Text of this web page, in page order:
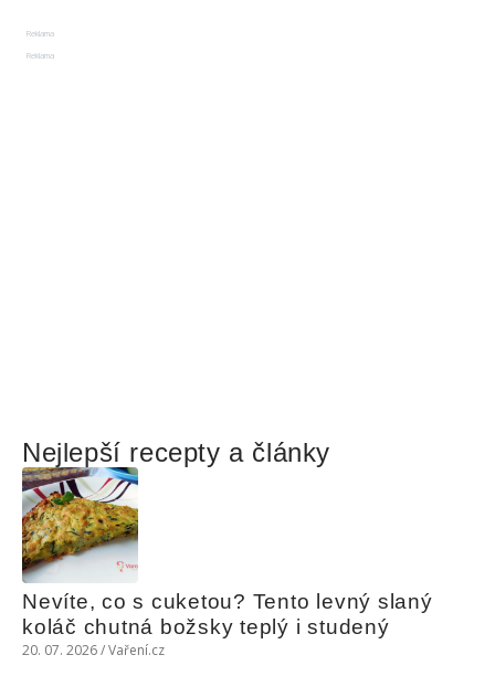
Reklama
Reklama
Nejlepší recepty a články
Nevíte, co s cuketou? Tento levný slaný
koláč chutná božsky teplý i studený
20. 07. 2026 / Vaření.cz